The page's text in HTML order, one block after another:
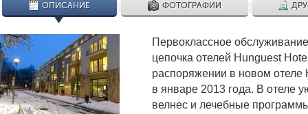
ОПИСАНИЕ ФОТОГРАФИИ
Первоклассное
цепочка отелей Hunguest
распоряжении в новом отеле
в январе 2013 года. В отеле
велнес и лечебные